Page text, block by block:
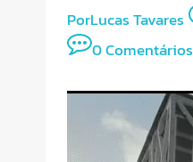
PorLucas Tavares
0 Comentários